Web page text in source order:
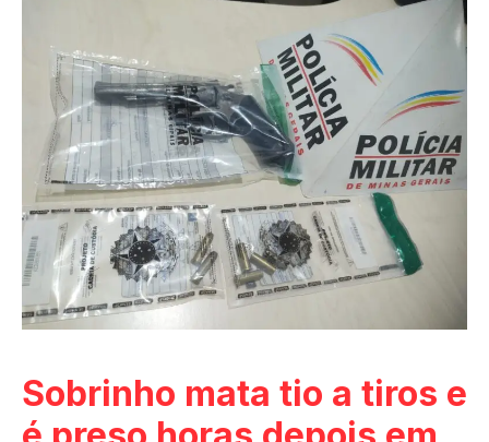
Sobrinho mata tio a tiros e